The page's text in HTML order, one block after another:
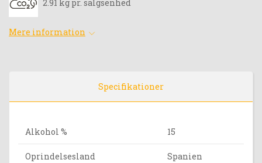
2.91 kg pr. salgsenhed
Mere information
Specifikationer
Alkohol % 15
Oprindelsesland Spanien